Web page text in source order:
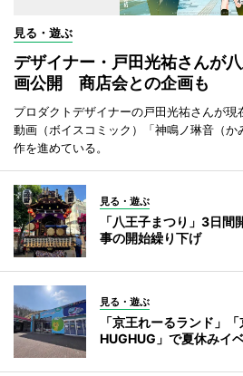
見る・遊ぶ
デザイナー・戸田光祐さんが
画公開 商店会との企画も
プロダクトデザイナーの戸田光祐さんが
動画（ボイスコミック）「神鳴ノ琳音（か
作を進めている。
見る・遊ぶ
「八王子まつり」3日
事の開始繰り下げ
見る・遊ぶ
「京王れーるランド」
HUGHUG」で夏休みイ